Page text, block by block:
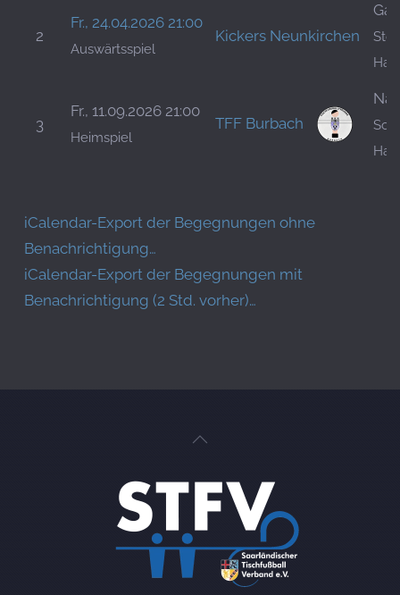
2
Fr., 24.04.2026 21:00
Auswärtsspiel
Kickers Neunkirchen
3
Fr., 11.09.2026 21:00
Heimspiel
TFF Burbach
iCalendar-Export der Begegnungen ohne
Benachrichtigung…
iCalendar-Export der Begegnungen mit
Benachrichtigung (2 Std. vorher)…